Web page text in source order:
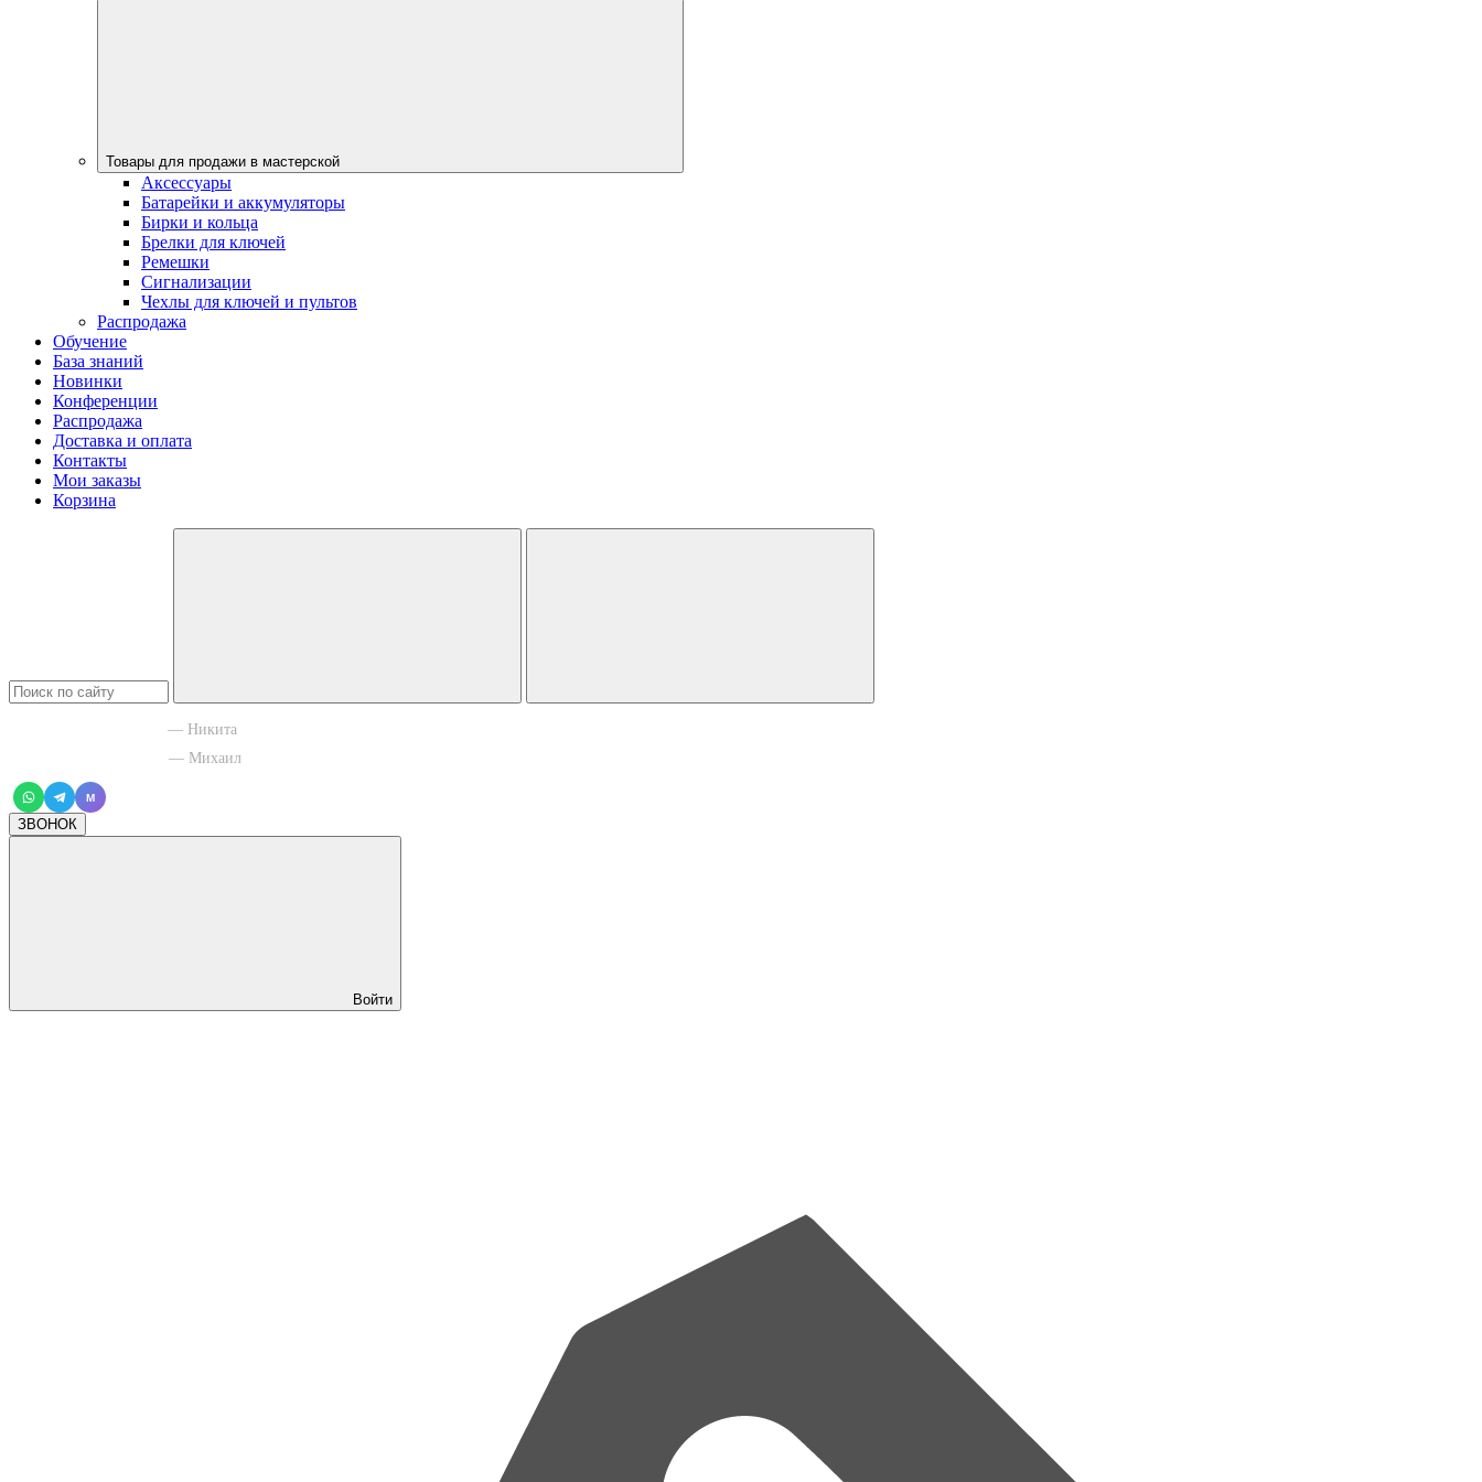
Товары для продажи в мастерской
Аксессуары
Батарейки и аккумуляторы
Бирки и кольца
Брелки для ключей
Ремешки
Сигнализации
Чехлы для ключей и пультов
Распродажа
Обучение
База знаний
Новинки
Конференции
Распродажа
Доставка и оплата
Контакты
Мои заказы
Корзина
— Никита
— Михаил
M
ЗВОНОК
Войти